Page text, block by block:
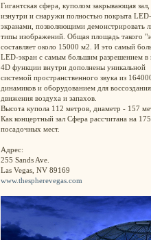
Гигантская сфера, куполом закрывающая зал,
изнутри и снаружи полностью покрыта LED-
экранами, позволяющими демонстрировать
типы изображений. Общая площадь такого
составляет около 15000 м2. И это самый
LED-экран с самым большим разрешением в
4D функции внутри дополнены уникальной
системой пространственного звука из
динамиков и оборудованием для
движения воздуха и запахов.
Высота купола 112 метров, диаметр - 157
Как концертный зал Сфера рассчитана на
посадочных мест.
Адрес:
255 Sands Ave.
Las Vegas, NV 89169
www.thespherevegas.com